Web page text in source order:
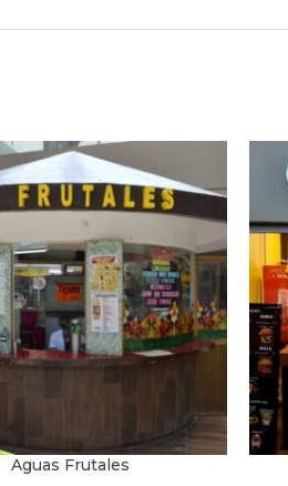
Aguas Frutales